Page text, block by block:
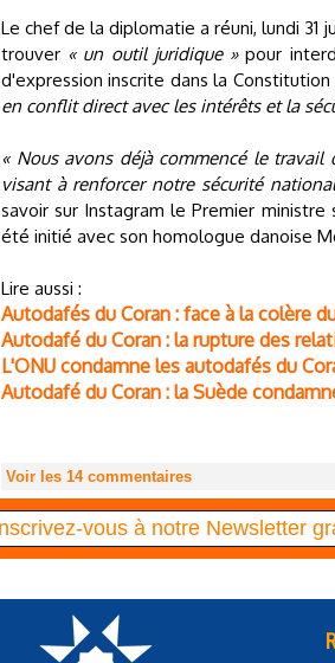
Le chef de la diplomatie a réuni, lundi
trouver « un outil juridique »pour
d'expression inscrite dans la
en conflit direct avec les intérêts et la
« Nous avons déjà commencé le
visant à renforcer notre sécurité
savoir sur Instagram le Premier ministre
été initié avec son homologue danoise
Lire aussi :
Autodafés du Coran : face à la colère
Autodafé du Coran : la rupture des
L'ONU condamne les autodafés du
Autodafé du Coran : la Suède
Voir les 14commentaires